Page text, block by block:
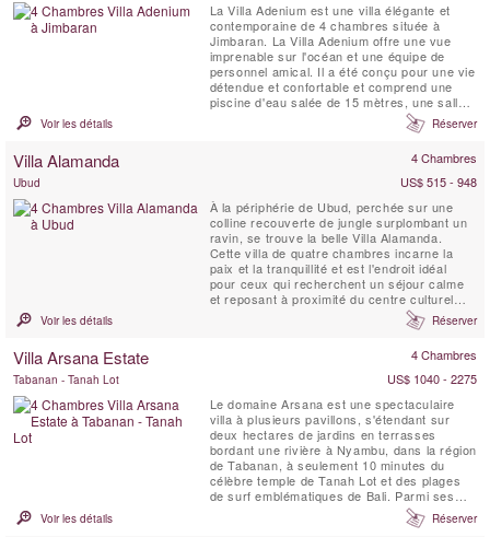
La Villa Adenium est une villa élégante et
contemporaine de 4 chambres située à
Jimbaran. La Villa Adenium offre une vue
imprenable sur l'océan et une équipe de
personnel amical. Il a été conçu pour une vie
détendue et confortable et comprend une
piscine d'eau salée de 15 mètres, une salle
de jeux avec table de ping-pong et billard, un
gymnase et une salle de massage. La Villa
les familles énergiques et les groupes
Voir les détails Réserver
Villa Alamanda 4 Chambres
Ubud
US$ 515 - 948
À la périphérie de Ubud, perchée sur une
colline recouverte de jungle surplombant un
ravin, se trouve la belle Villa Alamanda.
Cette villa de quatre chambres incarne la
paix et la tranquillité et est l'endroit idéal
pour ceux qui recherchent un séjour calme
et reposant à proximité du centre culturel
exotique de Bali. Soigneusement conçue
pour s'harmoniser avec l'environnement, la
matériaux pour créer une oasis tropicale ...
Voir les détails Réserver
Villa Arsana Estate 4 Chambres
Tabanan - Tanah Lot
US$ 1040 - 2275
Le domaine Arsana est une spectaculaire
villa à plusieurs pavillons, s'étendant sur
deux hectares de jardins en terrasses
bordant une rivière à Nyambu, dans la région
de Tabanan, à seulement 10 minutes du
célèbre temple de Tanah Lot et des plages
de surf emblématiques de Bali. Parmi ses
points forts figurent un cinéma privé, une
salle de jeux avec billard et baby-foot, une
Voir les détails Réserver